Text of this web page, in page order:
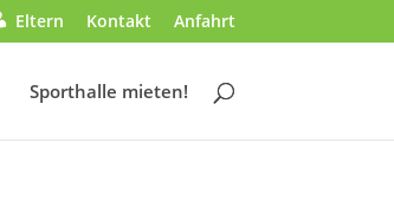
Eltern Kontakt Anfahrt
Sporthalle mieten!